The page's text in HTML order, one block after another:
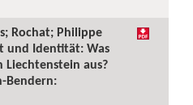
Rochat; Philippe
und Identität: Was
aus?
Bendern: